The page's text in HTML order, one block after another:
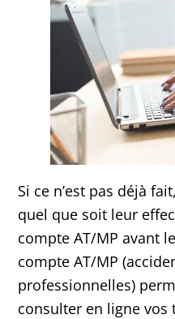
Si ce n’est pas déjà
quel que soit leur
compte AT/MP avant
compte AT/MP
professionnelles)
consulter en ligne vos